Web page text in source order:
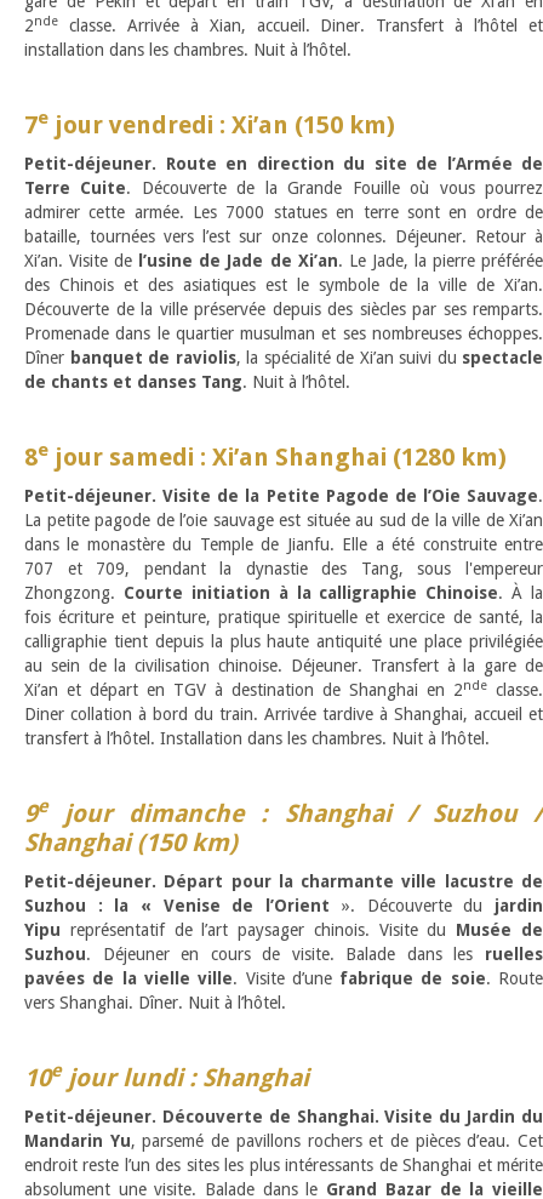
2nde
classe. Arrivée à Xian, accueil. Diner. Transfert à l’hôtel et
installation dans les chambres. Nuit à l’hôtel.
7e jour vendredi : Xi’an (150 km)
Petit-déjeuner. Route en direction du site de l’Armée de
Terre Cuite. Découverte de la Grande Fouille où vous pourrez
admirer cette armée. Les 7000 statues en terre sont en ordre de
bataille, tournées vers l’est sur onze colonnes. Déjeuner. Retour à
Xi’an. Visite de l’usine de Jade de Xi’an. Le Jade, la pierre préférée
des Chinois et des asiatiques est le symbole de la ville de Xi’an.
Découverte de la ville préservée depuis des siècles par ses remparts.
Promenade dans le quartier musulman et ses nombreuses échoppes.
Dîner banquet de raviolis, la spécialité de Xi’an suivi du spectacle
de chants et danses Tang. Nuit à l’hôtel.
8e jour samedi : Xi’an Shanghai (1280 km)
Petit-déjeuner. Visite de la Petite Pagode de l’Oie Sauvage.
La petite pagode de l’oie sauvage est située au sud de la ville de Xi’an
dans le monastère du Temple de Jianfu. Elle a été construite entre
707 et 709, pendant la dynastie des Tang, sous l'empereur
Zhongzong. Courte initiation à la calligraphie Chinoise. À la
fois écriture et peinture, pratique spirituelle et exercice de santé, la
calligraphie tient depuis la plus haute antiquité une place privilégiée
au sein de la civilisation chinoise. Déjeuner. Transfert à la gare de
Xi’an et départ en TGV à destination de Shanghai en 2nde classe.
Diner collation à bord du train. Arrivée tardive à Shanghai, accueil et
transfert à l’hôtel. Installation dans les chambres. Nuit à l’hôtel.
9ejour dimanche : Shanghai / Suzhou /
Shanghai (150 km)
Petit-déjeuner. Départ pour la charmante ville lacustre de
Suzhou : la « Venise de l’Orient ». Découverte du jardin
Yipu représentatif de l’art paysager chinois. Visite du Musée de
Suzhou. Déjeuner en cours de visite. Balade dans les ruelles
pavées de la vielle ville. Visite d’une fabrique de soie. Route
vers Shanghai. Dîner. Nuit à l’hôtel.
10ejour lundi : Shanghai
Petit-déjeuner. Découverte de Shanghai. Visite du Jardin du
Mandarin Yu, parsemé de pavillons rochers et de pièces d’eau. Cet
endroit reste l’un des sites les plus intéressants de Shanghai et mérite
absolument une visite. Balade dans le Grand Bazar de la vieille